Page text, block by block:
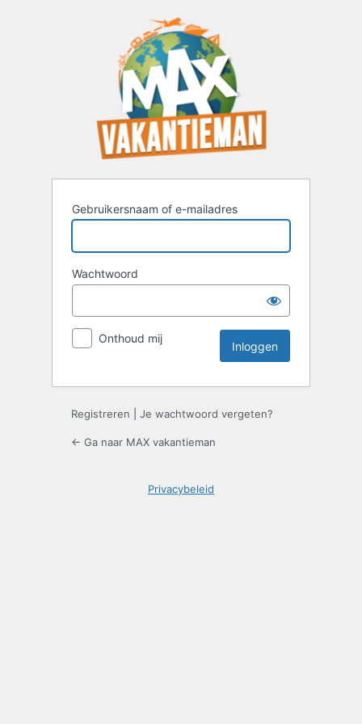
Gebruikersnaam of e-mailadres
Wachtwoord
Onthoud mij
Registreren Je wachtwoord vergeten?
← Ga naar MAX vakantieman
Privacybeleid